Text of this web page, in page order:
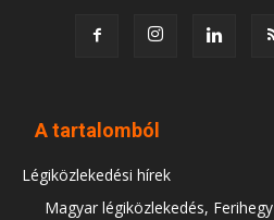
A tartalomból
Légiközlekedési hírek
Magyar légiközlekedés, Ferihegy